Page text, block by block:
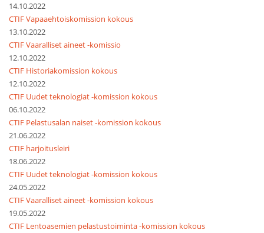
14.10.2022
CTIF Vapaaehtoiskomission kokous
13.10.2022
CTIF Vaaralliset aineet -komissio
12.10.2022
CTIF Historiakomission kokous
12.10.2022
CTIF Uudet teknologiat -komission kokous
06.10.2022
CTIF Pelastusalan naiset -komission kokous
21.06.2022
CTIF harjoitusleiri
18.06.2022
CTIF Uudet teknologiat -komission kokous
24.05.2022
CTIF Vaaralliset aineet -komission kokous
19.05.2022
CTIF Lentoasemien pelastustoiminta -komission kokous